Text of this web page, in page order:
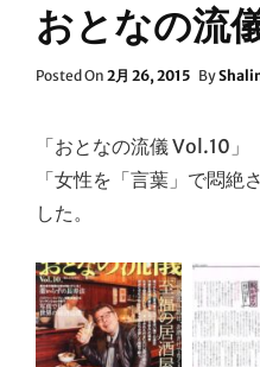
おとなの流
Posted On Posted
2月 26, 2015 By
「おとなの流儀 Vol.10」
「女性を「言葉」で悶絶
した。